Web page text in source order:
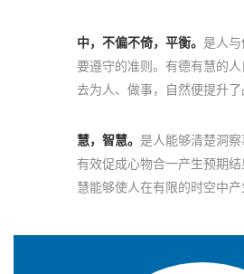
中，不偏不倚，平衡。 是人
要遵守的准则。有德有慧的人
去为人、做事，自然便提升了
慧，智慧。 是人能够清楚洞
有效促成心物合一产生预期
慧能够使人在有限的时空中产